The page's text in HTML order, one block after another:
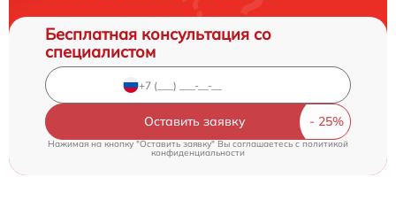
Бесплатная консультация со
специалистом
Оставить заявку
Нажимая на кнопку "Оставить заявку" Вы соглашаетесь cполитикой
конфиденциальности